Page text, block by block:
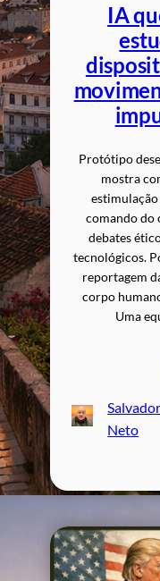
IA
Protótipo
mostra
comando do
debates
tecnológicos.
reportagem
corpo
Uma
Salvador
Neto